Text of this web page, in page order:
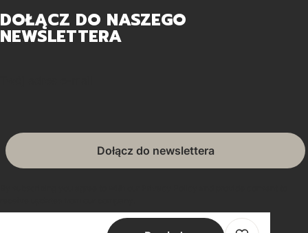
DOŁĄCZ DO NASZEGO
NEWSLETTERA
Dołącz do newslettera